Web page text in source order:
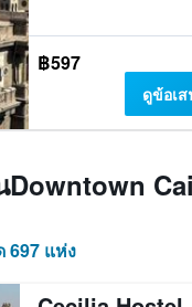
฿597
ดูข้อเ
697 แห่ง